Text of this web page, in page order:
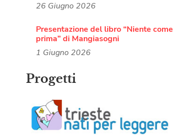
26 Giugno 2026
Presentazione del libro “Niente come
prima” di Mangiasogni
1 Giugno 2026
Progetti